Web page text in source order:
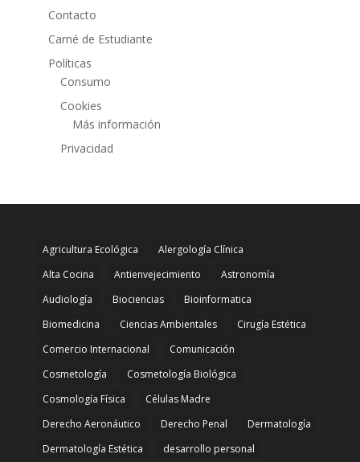
Contacto
Carné de Estudiante
Políticas
Consumo
Cookies
Más información
Privacidad
Agricultura Ecológica
Alergología Clínica
Alta Cocina
Antienvejecimiento
Astronomía
Audiología
Biociencias
Bioinformatica
Biomedicina
Ciencias Ambientales
Cirugía Estética
Comercio Internacional
Comunicación
Cosmetología
Cosmetología Biológica
Cosmología Física
Células Madre
Derecho Aeronáutico
Derecho Penal
Dermatología
Dermatología Estética
desarrollo personal